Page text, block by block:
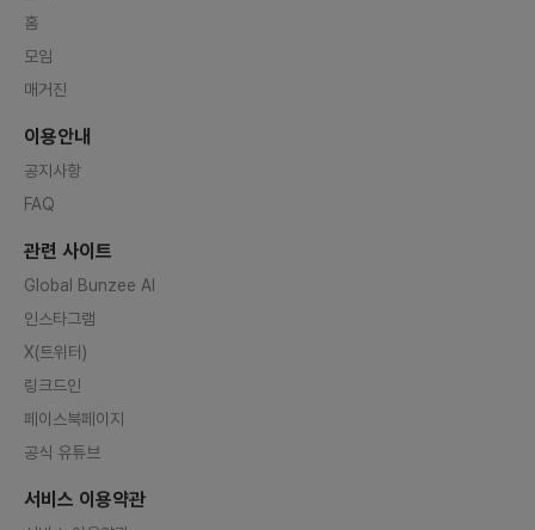
홈
모임
매거진
이용안내
공지사항
FAQ
관련 사이트
Global Bunzee AI
인스타그램
X(트위터)
링크드인
페이스북페이지
공식 유튜브
서비스 이용약관